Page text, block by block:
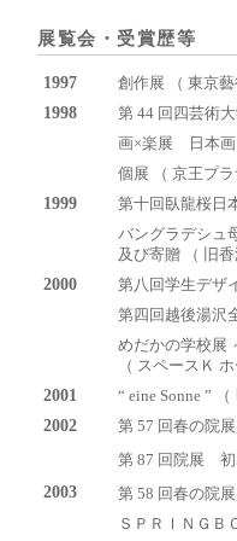
展覧会・受賞歴等
1997 創作展 （ 東京
1998
第 44 回四芸術
画×楽展 日本画
個展 （ 京王プ
1999
第十回臥龍桜
バングラデシュ
及び寄贈 （ 旧
2000
第八回学生デザ
第四回越後湯
めだかの学校展
（ スペースＫ
2001 “ eine Sonne ”
2002
第 57 回春の院
第 87 回院展
2003
第 58 回春の院
ＳＰＲＩＮＧＢ